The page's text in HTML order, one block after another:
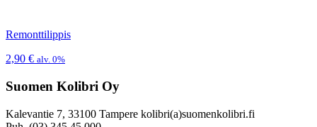
Remonttilippis
2,90 € alv. 0%
Suomen Kolibri Oy
Kalevantie 7, 33100 Tampere kolibri(a)suomenkolibri.fi